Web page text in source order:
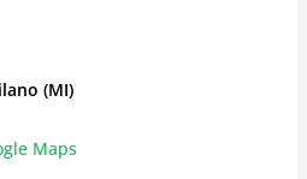
(MI)
Maps